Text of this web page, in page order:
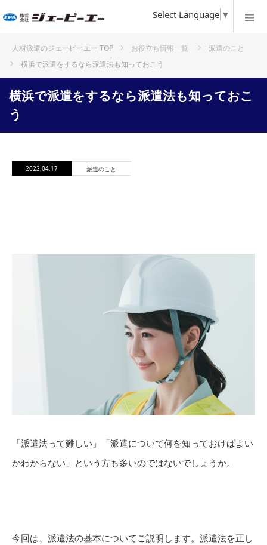
Select Language ▼
ホーム
お役立ち情報一覧
派遣のこと
横浜で派遣をするなら派遣法も知っておこう
横浜で派遣をするなら派遣法も知っておこ
う
2022.04.17 派遣のこと
「派遣法って難しい」「派遣について何を知っておけばよい
かわからない」という方も多いのではないでしょうか。
今回は、派遣法の基本についてご説明します。派遣法を正し